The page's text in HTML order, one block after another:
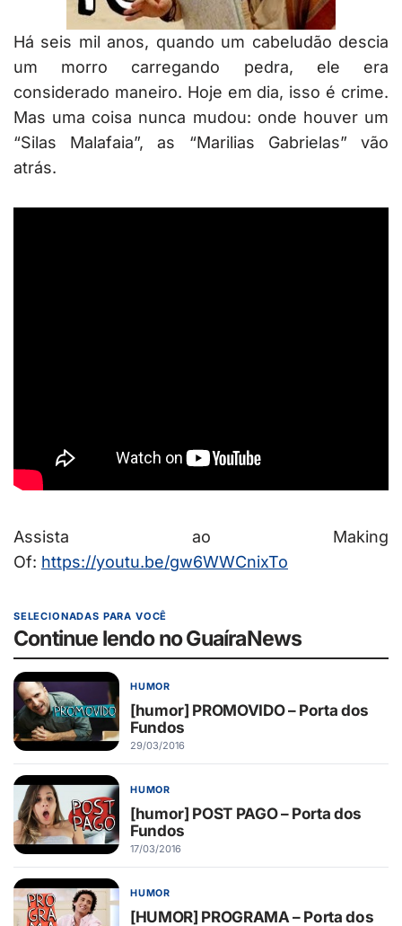
Há seis mil anos, quando um cabeludão descia
um morro carregando pedra, ele era
considerado maneiro. Hoje em dia, isso é crime.
Mas uma coisa nunca mudou: onde houver um
“Silas Malafaia”, as “Marilias Gabrielas” vão
atrás.
Assista ao Making
Of: https://youtu.be/gw6WWCnixTo
SELECIONADAS PARA VOCÊ
Continue lendo no GuaíraNews
HUMOR
[humor] PROMOVIDO – Porta dos
Fundos
29/03/2016
HUMOR
[humor] POST PAGO – Porta dos
Fundos
17/03/2016
HUMOR
[HUMOR] PROGRAMA – Porta dos